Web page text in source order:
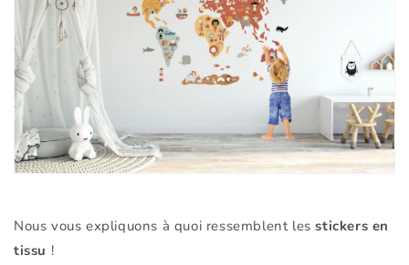
Nous vous expliquons à quoi ressemblent lesstickers en
tissu !